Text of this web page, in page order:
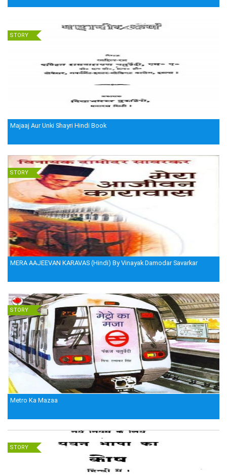
STORY
Majaaj Aur Unki Shayri Hindi Book
STORY
MERA AAJEEVAN KARAVAS (Hindi) By Vinayak Damodar Savarkar
STORY
Metro Ka Mazaa
STORY